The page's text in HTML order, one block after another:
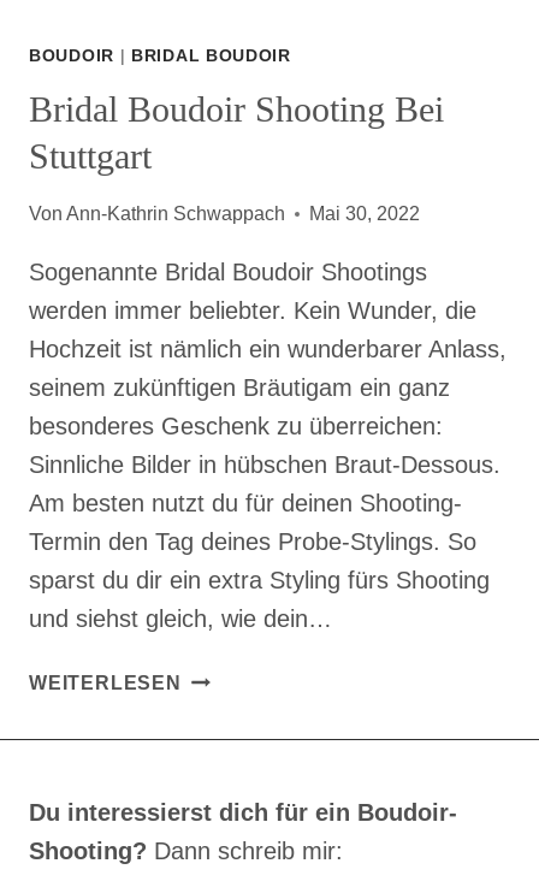
BOUDOIR | BRIDAL BOUDOIR
Bridal Boudoir Shooting Bei
Stuttgart
Von Ann-Kathrin Schwappach Mai 30, 2022
Sogenannte Bridal Boudoir Shootings
werden immer beliebter. Kein Wunder, die
Hochzeit ist nämlich ein wunderbarer Anlass,
seinem zukünftigen Bräutigam ein ganz
besonderes Geschenk zu überreichen:
Sinnliche Bilder in hübschen Braut-Dessous.
Am besten nutzt du für deinen Shooting-
Termin den Tag deines Probe-Stylings. So
sparst du dir ein extra Styling fürs Shooting
und siehst gleich, wie dein…
WEITERLESEN
BRIDAL
SHOOTING
Du interessierst dich für ein Boudoir-
Shooting? Dann schreib mir: